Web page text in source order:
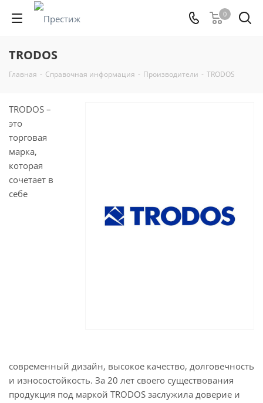
0
TRODOS
Главная - Справочная информация - Производители - TRODOS
TRODOS –
это
торговая
марка,
которая
сочетает в
себе
современный дизайн, высокое качество, долговечность
и износостойкость. За 20 лет своего существования
продукция под маркой TRODOS заслужила доверие и